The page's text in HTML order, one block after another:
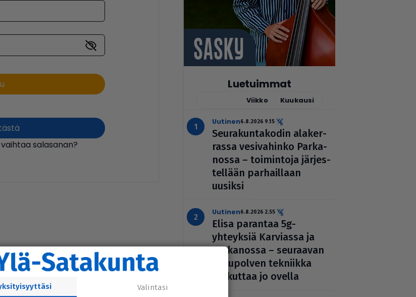
salasanan?
Luetuimmat
Viikko Kuukausi
uutinen6.8.2026 9.15
Seu­ra­kun­ta­ko­din ala­ker­
rassa vesi­va­hinko Par­ka­
nossa – toi­min­toja jär­jes­
tel­lään par­hail­laan
uusiksi
uutinen6.8.2026 2.55
Elisa parantaa 5g-
yhteyksiä Karviassa ja
Par­ka­nossa – seuraavan
suku­pol­ven tekniikka
kolkuttaa jo ovella
Valintasi